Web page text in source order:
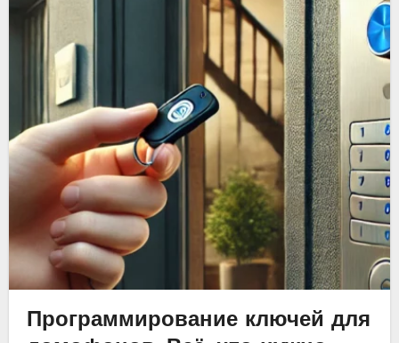
Программирование ключей для